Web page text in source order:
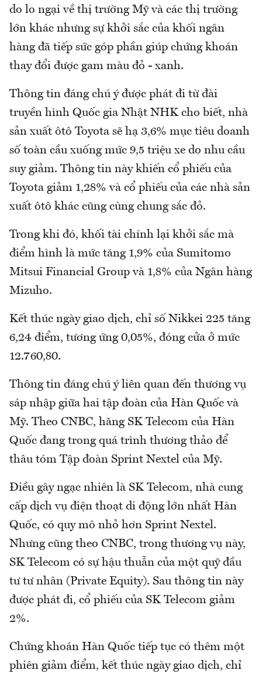
do lo ngại về thị trường Mỹ và các thị trường
lớn khác nhưng sự khởi sắc của khối ngân
hàng đã tiếp sức góp phần giúp chứng khoán
thay đổi được gam màu đỏ - xanh.
Thông tin đáng chú ý được phát đi từ đài
truyền hình Quốc gia Nhật NHK cho biết, nhà
sản xuất ôtô Toyota sẽ hạ 3,6% mục tiêu doanh
số toàn cầu xuống mức 9,5 triệu xe do nhu cầu
suy giảm. Thông tin này khiến cổ phiếu của
Toyota giảm 1,28% và cổ phiếu của các nhà sản
xuất ôtô khác cũng cùng chung sắc đỏ.
Trong khi đó, khối tài chính lại khởi sắc mà
điểm hình là mức tăng 1,9% của Sumitomo
Mitsui Financial Group và 1,8% của Ngân hàng
Mizuho.
Kết thúc ngày giao dịch, chỉ số Nikkei 225 tăng
6,24 điểm, tương ứng 0,05%, đóng cửa ở mức
12.760,80.
Thông tin đáng chú ý liên quan đến thương vụ
sáp nhập giữa hai tập đoàn của Hàn Quốc và
Mỹ. Theo CNBC, hãng SK Telecom của Hàn
Quốc đang trong quá trình thương thảo để
thâu tóm Tập đoàn Sprint Nextel của Mỹ.
Điều gây ngạc nhiên là SK Telecom, nhà cung
cấp dịch vụ điện thoạt di động lớn nhất Hàn
Quốc, có quy mô nhỏ hơn Sprint Nextel.
Nhưng cũng theo CNBC, trong thương vụ này,
SK Telecom có sự hậu thuẫn của một quỹ đầu
tư tư nhân (Private Equity). Sau thông tin này
được phát đi, cổ phiếu của SK Telecom giảm
2%.
Chứng khoán Hàn Quốc tiếp tục có thêm một
phiên giảm điểm, kết thúc ngày giao dịch, chỉ